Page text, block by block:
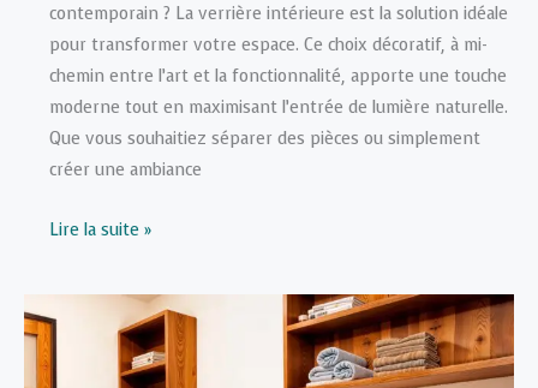
contemporain ? La verrière intérieure est la solution idéale
pour transformer votre espace. Ce choix décoratif, à mi-
chemin entre l’art et la fonctionnalité, apporte une touche
moderne tout en maximisant l’entrée de lumière naturelle.
Que vous souhaitiez séparer des pièces ou simplement
créer une ambiance
Créer
Verrière
Intérieure
Lire la suite »